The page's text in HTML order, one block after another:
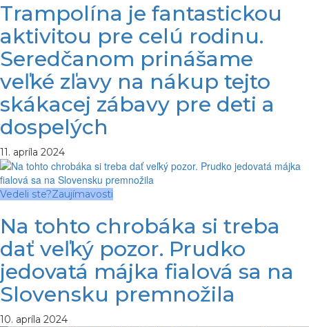
Trampolína je fantastickou
aktivitou pre celú rodinu.
Seredčanom prinášame
veľké zľavy na nákup tejto
skákacej zábavy pre deti a
dospelých
11. apríla 2024
Vedeli ste?Zaujímavosti
Na tohto chrobáka si treba
dať veľký pozor. Prudko
jedovatá májka fialová sa na
Slovensku premnožila
10. apríla 2024